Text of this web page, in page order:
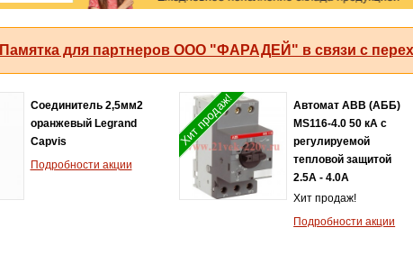
Памятка для партнеров ООО "ФАРАДЕЙ" в связи с
Соединитель 2,5мм2
оранжевый Legrand
Capvis
Подробности акции
Хит продаж!
Автомат ABB (АББ)
MS116-4.0 50 кА с
регулируемой
тепловой защитой
2.5A - 4.0А
Хит продаж!
Подробности акции